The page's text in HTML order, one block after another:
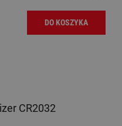
DO KOSZYKA
CR2032